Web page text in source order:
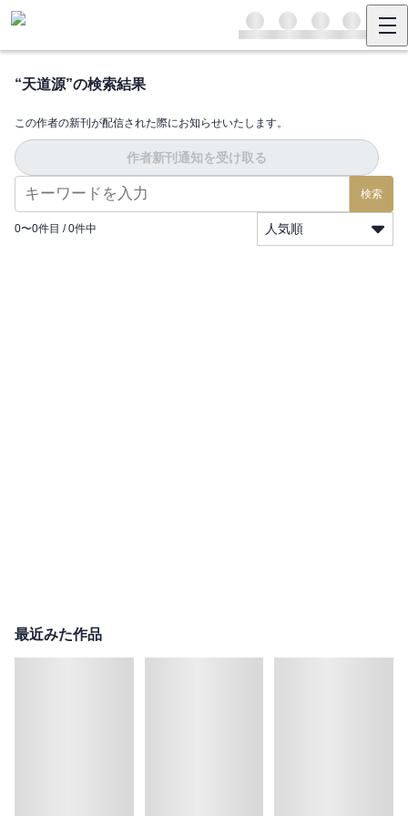
“天道源”の検索結果
この作者の新刊が配信された際にお知らせいたします。
作者新刊通知を受け取る
検索
0〜0件目 / 0件中 人気順
最近みた作品